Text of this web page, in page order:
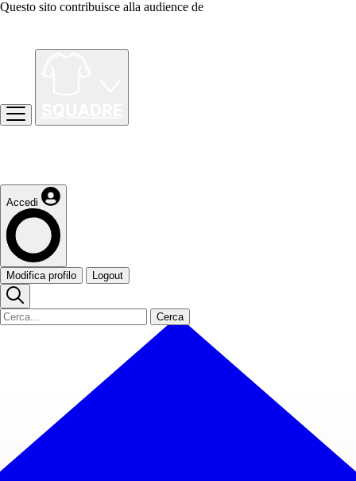
Questo sito contribuisce alla audience de
Accedi
Modifica profilo Logout
Cerca